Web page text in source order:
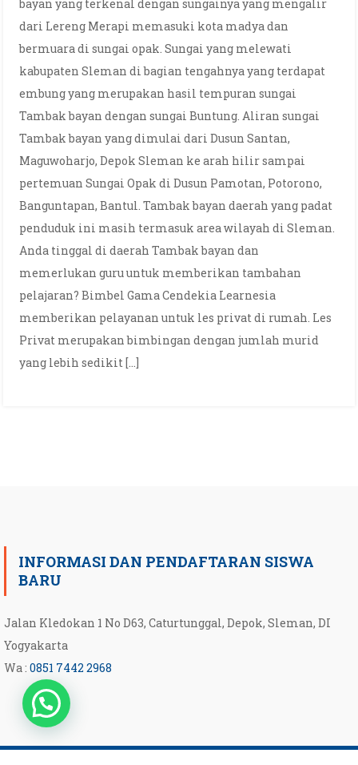
bayan yang terkenal dengan sungainya yang mengalir
dari Lereng Merapi memasuki kota madya dan
bermuara di sungai opak. Sungai yang melewati
kabupaten Sleman di bagian tengahnya yang terdapat
embung yang merupakan hasil tempuran sungai
Tambak bayan dengan sungai Buntung. Aliran sungai
Tambak bayan yang dimulai dari Dusun Santan,
Maguwoharjo, Depok Sleman ke arah hilir sampai
pertemuan Sungai Opak di Dusun Pamotan, Potorono,
Banguntapan, Bantul. Tambak bayan daerah yang padat
penduduk ini masih termasuk area wilayah di Sleman.
Anda tinggal di daerah Tambak bayan dan
memerlukan guru untuk memberikan tambahan
pelajaran? Bimbel Gama Cendekia Learnesia
memberikan pelayanan untuk les privat di rumah. Les
Privat merupakan bimbingan dengan jumlah murid
yang lebih sedikit […]
INFORMASI DAN PENDAFTARAN SISWA
BARU
Jalan Kledokan 1 No D63, Caturtunggal, Depok, Sleman, DI
Yogyakarta
Wa : 0851 7442 2968